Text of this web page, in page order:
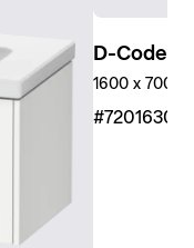
D-Code
1600 x 700